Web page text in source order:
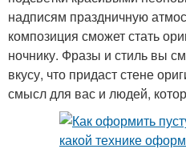
надписям праздничную
композиция сможет стать
ночнику. Фразы и стиль вы
вкусу, что придаст стене
смысл для вас и людей,